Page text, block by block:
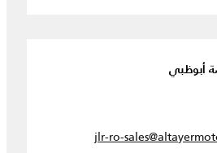
أبوظبي
jlr-ro-